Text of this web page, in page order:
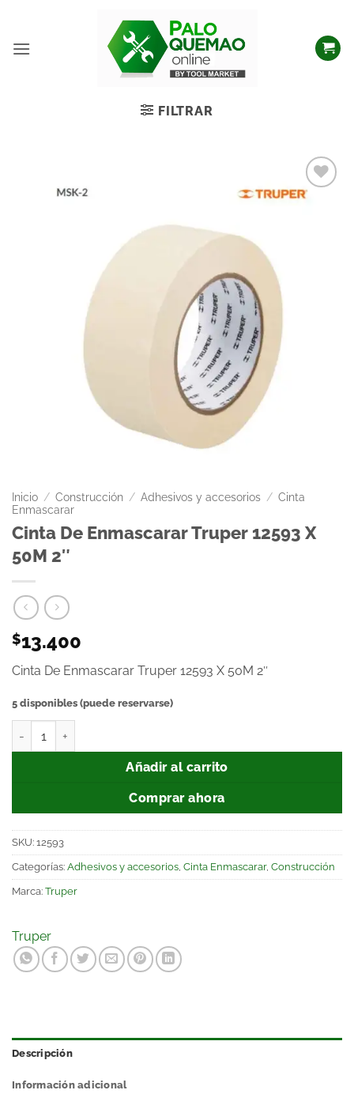
FILTRAR
Inicio / Construcción / Adhesivos y accesorios / Cinta
Enmascarar
Cinta De Enmascarar Truper 12593 X
50M 2″
$13.400
Cinta De Enmascarar Truper 12593 X 50M 2″
5 disponibles (puede reservarse)
Añadir al carrito
Comprar ahora
SKU: 12593
Categorías: Adhesivos y accesorios Cinta Enmascarar, Construcción
Marca: Truper
Truper
Descripción
Información adicional